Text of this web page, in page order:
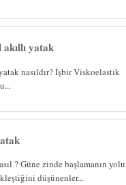
yatak
nasıldır? İşbir Viskoelastik
? Güne zinde başlamanın yolu
düşünenler...